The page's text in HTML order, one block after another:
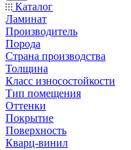
Каталог
Ламинат
Производитель
Порода
Страна производства
Толщина
Класс износостойкости
Тип помещения
Оттенки
Покрытие
Поверхность
Кварц-винил